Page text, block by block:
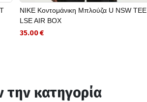
NIKE Κοντομάνικη Μπλούζα U NSW TEE
LSE AIR BOX
35.00 €
κατηγορία